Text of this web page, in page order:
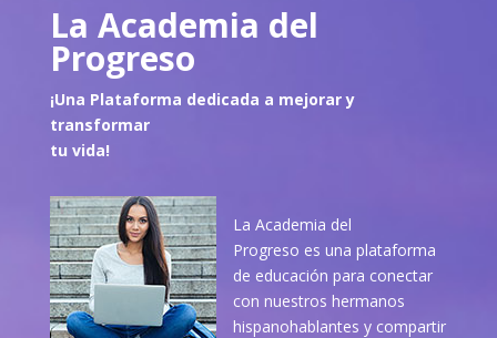
La Academia del
Progreso
¡Una Plataforma dedicada a mejorar y
transformar
tu vida!
La Academia del
Progreso es una plataforma
de educación para conectar
con nuestros hermanos
hispanohablantes y compartir